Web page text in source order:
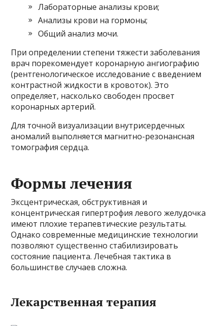
Лабораторные анализы крови;
Анализы крови на гормоны;
Общий анализ мочи.
При определении степени тяжести заболевания
врач порекомендует коронарную ангиографию
(рентгенологическое исследование с введением
контрастной жидкости в кровоток). Это
определяет, насколько свободен просвет
коронарных артерий.
Для точной визуализации внутрисердечных
аномалий выполняется магнитно-резонансная
томография сердца.
Формы лечения
Эксцентрическая, обструктивная и
концентрическая гипертрофия левого желудочка
имеют плохие терапевтические результаты.
Однако современные медицинские технологии
позволяют существенно стабилизировать
состояние пациента. Лечебная тактика в
большинстве случаев сложна.
Лекарственная терапия